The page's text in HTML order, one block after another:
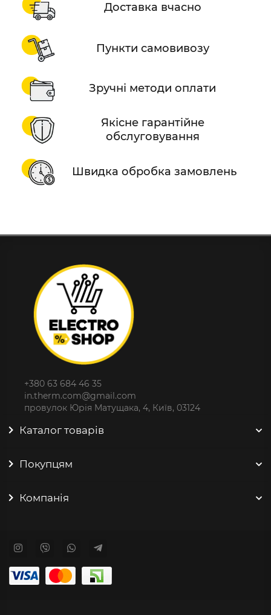
Доставка вчасно
Пункти самовивозу
Зручні методи оплати
Якісне гарантійне
обслуговування
Швидка обробка замовлень
+380 63 684 46 35
in.therm.com@gmail.com
провулок Юрія Матущака, 4, Київ, 03124
Каталог товарів
Покупцям
Компанія